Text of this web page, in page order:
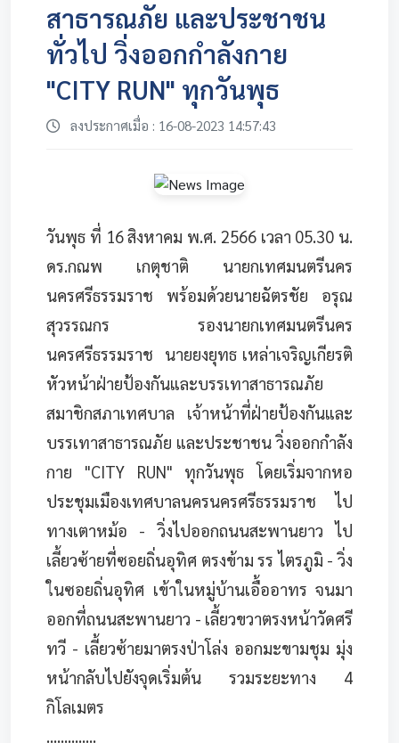
สาธารณภัย และประชาชน
ทั่วไป วิ่งออกกำลังกาย
"CITY RUN" ทุกวันพุธ
ลงประกาศเมื่อ : 16-08-2023 14:57:43
วันพุธ ที่ 16 สิงหาคม พ.ศ. 2566 เวลา 05.30 น.
ดร.กณพ เกตุชาติ นายกเทศมนตรีนคร
นครศรีธรรมราช พร้อมด้วยนายฉัตรชัย อรุณ
สุวรรณกร รองนายกเทศมนตรีนคร
นครศรีธรรมราช นายยงยุทธ เหล่าเจริญเกียรติ
หัวหน้าฝ่ายป้องกันและบรรเทาสาธารณภัย
สมาชิกสภาเทศบาล เจ้าหน้าที่ฝ่ายป้องกันและ
บรรเทาสาธารณภัย และประชาชน วิ่งออกกำลัง
กาย "CITY RUN" ทุกวันพุธ โดยเริ่มจากหอ
ประชุมเมืองเทศบาลนครนครศรีธรรมราช ไป
ทางเตาหม้อ - วิ่งไปออกถนนสะพานยาว ไป
เลี้ยวซ้ายที่ซอยถิ่นอุทิศ ตรงข้าม รร ไตรภูมิ - วิ่ง
ในซอยถิ่นอุทิศ เข้าในหมู่บ้านเอื้ออาทร จนมา
ออกที่ถนนสะพานยาว - เลี้ยวขวาตรงหน้าวัดศรี
ทวี - เลี้ยวซ้ายมาตรงป่าโล่ง ออกมะขามชุม มุ่ง
หน้ากลับไปยังจุดเริ่มต้น รวมระยะทาง 4
กิโลเมตร
..............